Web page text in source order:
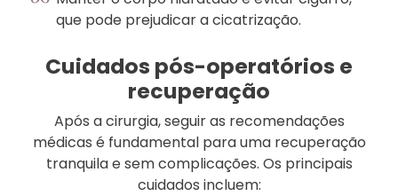
que pode prejudicar a cicatrização.
Cuidados pós-operatórios e
recuperação
Após a cirurgia, seguir as recomendações
médicas é fundamental para uma recuperação
tranquila e sem complicações. Os principais
cuidados incluem: